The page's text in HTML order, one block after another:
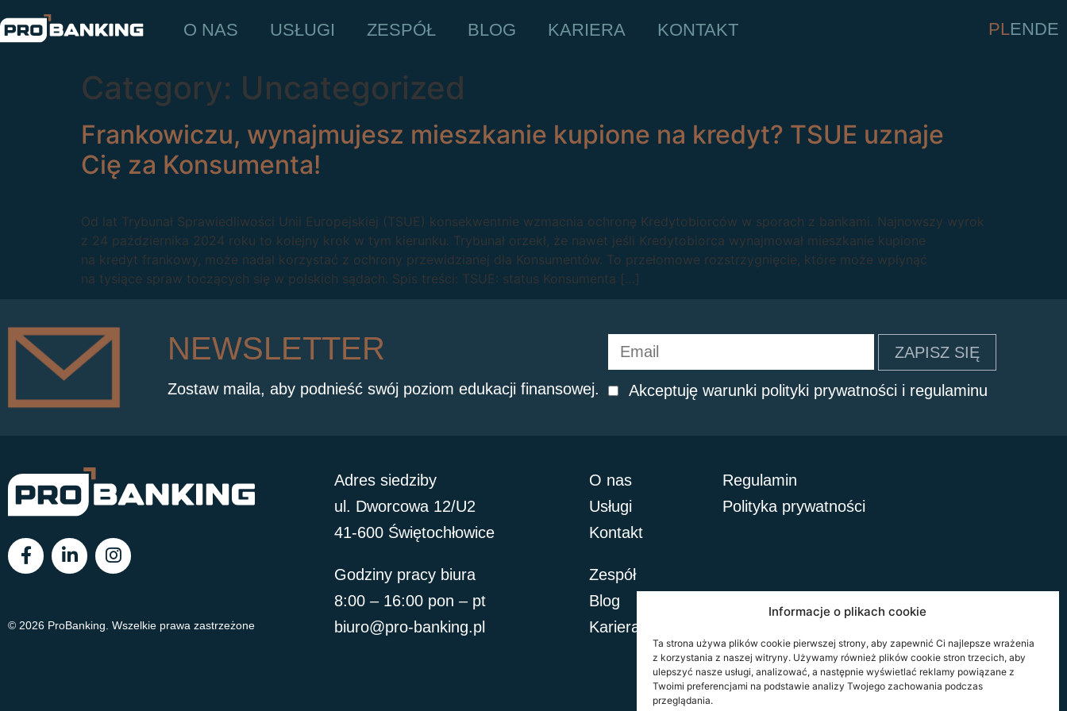
Informacje o plikach cookie
Ta strona używa plików cookie pierwszej strony, aby zapewnić Ci najlepsze wrażenia
z korzystania z naszej witryny. Używamy również plików cookie stron trzecich, aby
ulepszyć nasze usługi, analizować, a następnie wyświetlać reklamy powiązane z
Twoimi preferencjami na podstawie analizy Twojego zachowania podczas
przeglądania.
O NAS USŁUGI ZESPÓŁ BLOG KARIERA KONTAKT PLENDE
Category: Uncategorized
Frankowiczu, wynajmujesz mieszkanie kupione na kredyt? TSUE uznaje
Cię za Konsumenta!
Od lat Trybunał Sprawiedliwości Unii Europejskiej (TSUE) konsekwentnie wzmacnia ochronę Kredytobiorców w sporach z bankami. Najnowszy wyrok
z 24 października 2024 roku to kolejny krok w tym kierunku. Trybunał orzekł, że nawet jeśli Kredytobiorca wynajmował mieszkanie kupione
na kredyt frankowy, może nadal korzystać z ochrony przewidzianej dla Konsumentów. To przełomowe rozstrzygnięcie, które może wpłynąć
na tysiące spraw toczących się w polskich sądach. Spis treści: TSUE: status Konsumenta […]
NEWSLETTER
Zostaw maila, aby podnieść swój poziom edukacji finansowej. Akceptuję warunki polityki prywatności i regulaminu
© 2026 ProBanking. Wszelkie prawa zastrzeżone
Adres siedziby
ul. Dworcowa 12/U2
41-600 Świętochłowice
Godziny pracy biura
8:00 – 16:00 pon – pt
biuro@pro-banking.pl
O nas
Usługi
Kontakt
Zespół
Blog
Kariera
Regulamin
Polityka prywatności